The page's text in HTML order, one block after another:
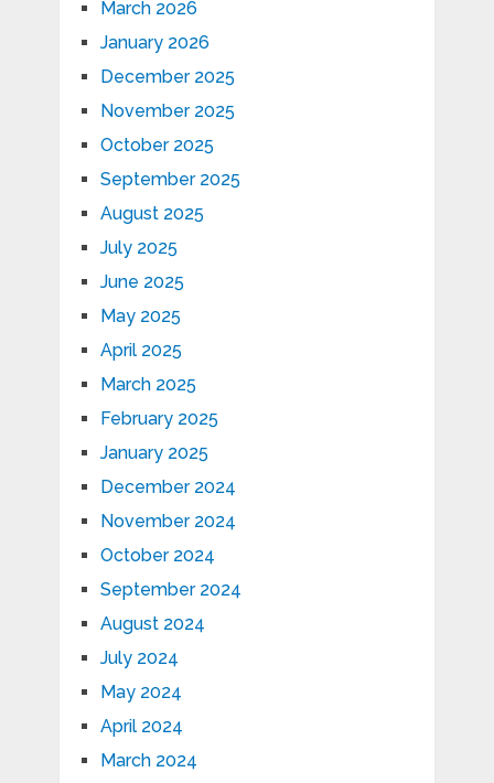
March 2026
January 2026
December 2025
November 2025
October 2025
September 2025
August 2025
July 2025
June 2025
May 2025
April 2025
March 2025
February 2025
January 2025
December 2024
November 2024
October 2024
September 2024
August 2024
July 2024
May 2024
April 2024
March 2024